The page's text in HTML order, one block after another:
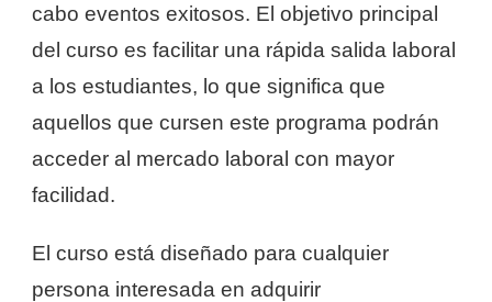
cabo eventos exitosos. El objetivo principal
del curso es facilitar una rápida salida laboral
a los estudiantes, lo que significa que
aquellos que cursen este programa podrán
acceder al mercado laboral con mayor
facilidad.
El curso está diseñado para cualquier
persona interesada en adquirir